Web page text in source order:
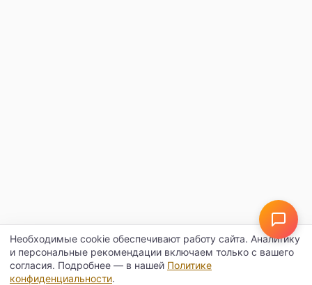
Необходимые cookie обеспечивают работу сайта. Аналитику
и персональные рекомендации включаем только с вашего
согласия. Подробнее — в нашей Политике
конфиденциальности.